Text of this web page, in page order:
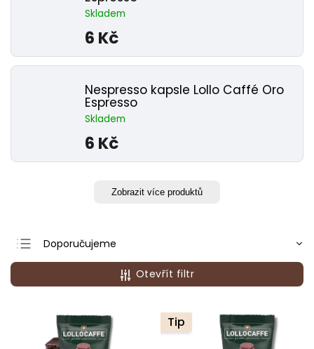
Skladem
6 Kč
Nespresso kapsle Lollo Caffé Oro
Espresso
Skladem
6 Kč
Zobrazit více produktů
Doporučujeme
Nejlevnější
Nejdražší
Abecedně
Otevřít filtr
Tip